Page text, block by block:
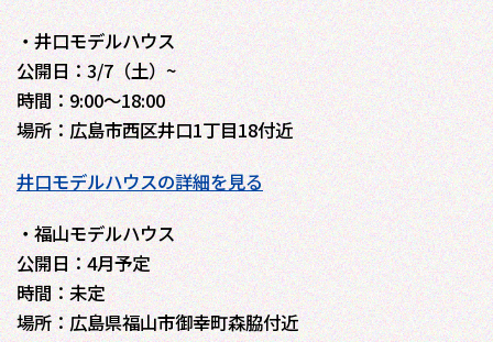
・井口モデルハウス
公開日：3/7（土）~
時間：9:00～18:00
場所：広島市西区井口1丁目18付近
井口モデルハウスの詳細を見る
・福山モデルハウス
公開日：4月予定
時間：未定
場所：広島県福山市御幸町森脇付近